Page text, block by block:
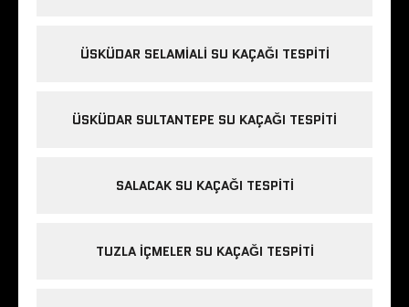
ÜSKÜDAR SELAMIALI SU KAÇAĞI TESPITI
ÜSKÜDAR SULTANTEPE SU KAÇAĞI TESPITI
SALACAK SU KAÇAĞI TESPITI
TUZLA IÇMELER SU KAÇAĞI TESPITI